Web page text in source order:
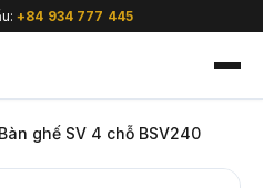
+84 934 777 445
Bàn ghế SV 4 chỗ BSV240